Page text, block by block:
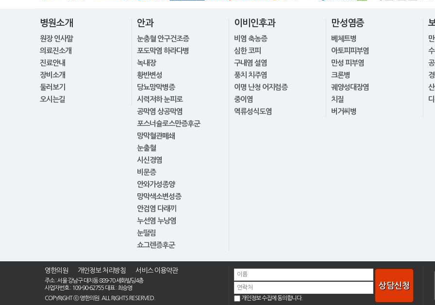
병원소개
원장 인사말
의료진소개
진료안내
장비소개
둘러보기
오시는길
안과
눈충혈 안구건조증
포도막염 하라다병
녹내장
황반변성
당뇨망막병증
시력저하 눈피로
공막염 상공막염
포스너슐로스만증후군
망막혈관폐쇄
눈출혈
시신경염
비문증
안와가성종양
망막색소변성증
안검염 다래끼
누선염 누낭염
눈떨림
쇼그렌증후군
이비인후과
비염 축농증
심한 코피
구내염 설염
풍치 치주염
이명 난청 어지럼증
중이염
역류성식도염
만성염증
베체트병
아토피피부염
만성 피부염
크론병
궤양성대장염
치질
버거씨병
영한의원 개인정보 처리방침 서비스 이용약관
주소 : 서울 강남구 대치동 889-70 세화빌딩4층
사업자번호 : 109-90-62755 대표 : 최승영
COPYRIGHT ⓒ 영한의원. ALL RIGHTS RESERVED.
개인정보 수집에 동의합니다.
상담신청